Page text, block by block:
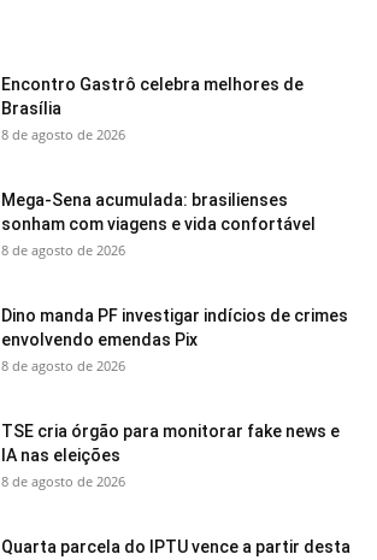
Encontro Gastrô celebra melhores de
Brasília
8 de agosto de 2026
Mega-Sena acumulada: brasilienses
sonham com viagens e vida confortável
8 de agosto de 2026
Dino manda PF investigar indícios de crimes
envolvendo emendas Pix
8 de agosto de 2026
TSE cria órgão para monitorar fake news e
IA nas eleições
8 de agosto de 2026
Quarta parcela do IPTU vence a partir desta